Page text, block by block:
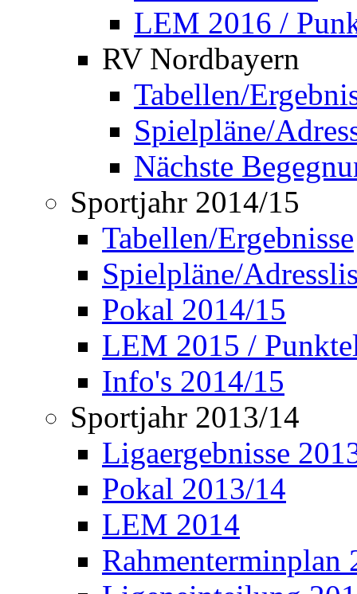
LEM 2016 /
RV Nordbayern
Tabellen/
Spielpläne/
Nächste
Sportjahr 2014/15
Tabellen/Ergebnisse
Spielpläne/
Pokal 2014/15
LEM 2015 /
Info's 2014/15
Sportjahr 2013/14
Ligaergebnisse
Pokal 2013/14
LEM 2014
Rahmenterminplan